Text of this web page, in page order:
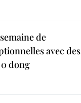
de
avec des
dong